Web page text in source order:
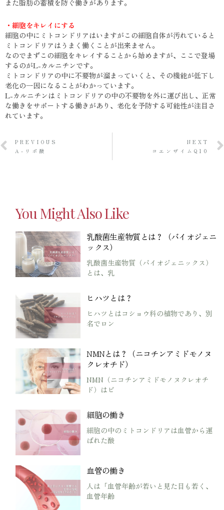
また脂肪の蓄積を防ぐ働きがあります。
・細胞をキレイにする
細胞の中にミトコンドリアはいますがこの細胞自体が汚れていると
ミトコンドリアはうまく働くことが出来ません。
なのでまずこの細胞をキレイすることから始めますが、ここで登場
するのがL-カルニチンです。
ミトコンドリアの中に不要物が溜まっていくと、その機能が低下し
老化の一因になることがわかっています。
L-カルニチンはミトコンドリアの中の不要物を外に運び出し、正常
な働きをサポートする働きがあり、老化を予防する可能性が注目さ
れています。
PREVIOUS
Α-リポ酸
NEXT
コエンザイムQ10
You Might Also Like
乳酸菌生産物質とは？（バイオジェニ
ックス）
乳酸菌生産物質（バイオジェニックス）
とは、乳
ヒハツとは？
ヒハツとはコショウ科の植物であり、別
名でロン
NMNとは？（ニコチンアミドモノヌ
クレオチド）
NMN（ニコチンアミドモノヌクレオチ
ド）はビ
細胞の働き
細胞の中のミトコンドリアは血管から運
ばれた酸
血管の働き
人は「血管年齢が若いと見た目も若く、
血管年齢